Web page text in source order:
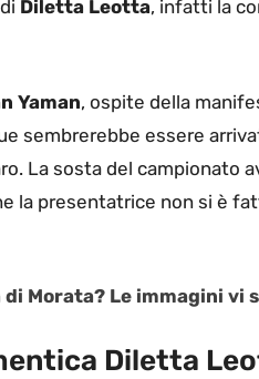
Diletta Leotta, infatti la
Yaman, ospite della
sembrerebbe essere
La sosta del campionato
la presentatrice non si è
Morata? Le immagini vi
Diletta